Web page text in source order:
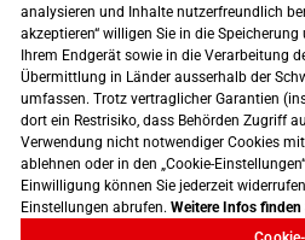
analysieren und Inhalte nutzerfreundlich
akzeptieren“ willigen Sie in die
Ihrem Endgerät sowie in die Verarbeitung
Übermittlung in Länder ausserhalb der
umfassen. Trotz vertraglicher Garantien
dort ein Restrisiko, dass Behörden Zugriff
Verwendung nicht notwendiger Cookies
ablehnen oder in den „Cookie-
Einwilligung können Sie jederzeit
Einstellungen abrufen. Weitere Infos finden